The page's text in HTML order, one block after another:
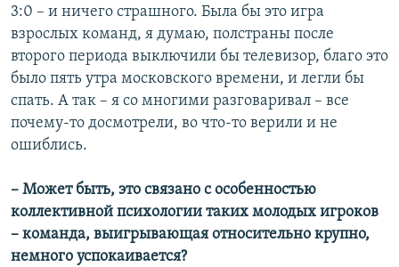
3:0 – и ничего страшного. Была бы это игра
взрослых команд, я думаю, полстраны после
второго периода выключили бы телевизор, благо это
было пять утра московского времени, и легли бы
спать. А так – я со многими разговаривал – все
почему-то досмотрели, во что-то верили и не
ошиблись.
– Может быть, это связано с особенностью
коллективной психологии таких молодых игроков
– команда, выигрывающая относительно крупно,
немного успокаивается?